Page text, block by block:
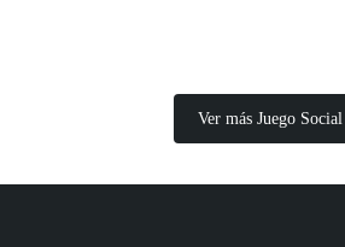
Ver más Juego Social